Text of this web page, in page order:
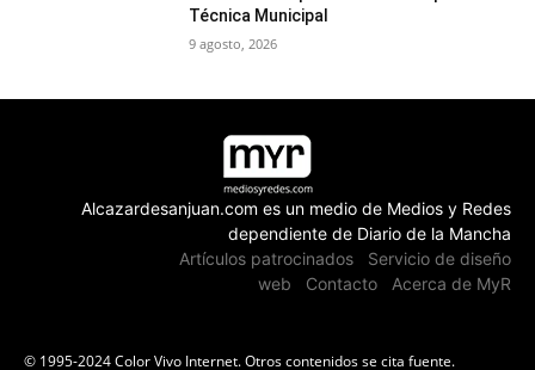
Técnica Municipal
9 agosto, 2026
Alcazardesanjuan.com es un medio de Medios y Redes
dependiente de Diario de la Mancha
Artículos patrocinados
Servicio de diseño
web
Contacto Acerca de MyR
© 1995-2024 Color Vivo Internet. Otros contenidos se cita fuente.